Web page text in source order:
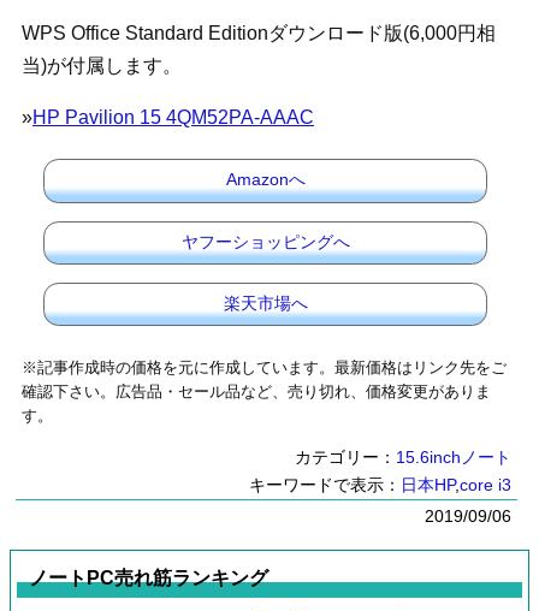
WPS Office Standard Editionダウンロード版(6,000円相
当)が付属します。
»HP Pavilion 15 4QM52PA-AAAC
Amazonへ
ヤフーショッピングへ
楽天市場へ
※記事作成時の価格を元に作成しています。最新価格はリンク先をご
確認下さい。広告品・セール品など、売り切れ、価格変更がありま
す。
カテゴリー： 15.6inchノート
キーワードで表示： 日本HP,core i3
2019/09/06
ノートPC売れ筋ランキング